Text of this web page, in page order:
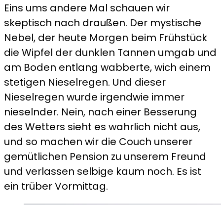
Harz
–
Das
Eins ums andere Mal schauen wir
skeptisch nach draußen. Der mystische
Nebel, der heute Morgen beim Frühstück
die Wipfel der dunklen Tannen umgab und
am Boden entlang wabberte, wich einem
stetigen Nieselregen. Und dieser
Nieselregen wurde irgendwie immer
nieselnder. Nein, nach einer Besserung
des Wetters sieht es wahrlich nicht aus,
und so machen wir die Couch unserer
gemütlichen Pension zu unserem Freund
und verlassen selbige kaum noch. Es ist
ein trüber Vormittag.